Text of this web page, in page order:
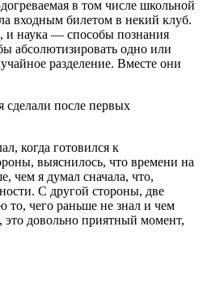
в том числе школьной
входным билетом в некий клуб.
и наука — способы познания
абсолютизировать одно или
разделение. Вместе они
сделали после первых
когда готовился к
выяснилось, что времени на
чем я думал сначала, что,
С другой стороны, две
то, чего раньше не знал и чем
это довольно приятный момент,